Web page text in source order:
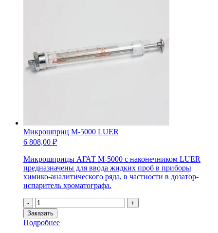
Микрошприц М-5000 LUER
6 808,00 ₽
Микрошприцы АГАТ М-5000 с наконечником LUER
предназначены для ввода жидких проб в приборы
химико-аналитического ряда, в частности в дозатор-
испаритель хроматографа.
-
Количество
товара
Микрошприц
М-5000
+
Заказать
Подробнее